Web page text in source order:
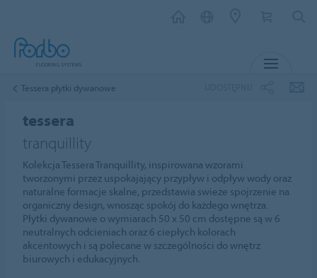
Tessera płytki dywanowe
tessera
tranquillity
Kolekcja Tessera Tranquillity, inspirowana wzorami
tworzonymi przez uspokajający przypływ i odpływ wody oraz
naturalne formacje skalne, przedstawia swieże spojrzenie na
organiczny design, wnosząc spokój do każdego wnętrza.
Płytki dywanowe o wymiarach 50 x 50 cm dostępne są w 6
neutralnych odcieniach oraz 6 ciepłych kolorach
akcentowych i są polecane w szczególności do wnętrz
biurowych i edukacyjnych.